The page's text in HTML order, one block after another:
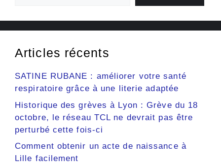
Articles récents
SATINE RUBANE : améliorer votre santé
respiratoire grâce à une literie adaptée
Historique des grèves à Lyon : Grève du 18
octobre, le réseau TCL ne devrait pas être
perturbé cette fois-ci
Comment obtenir un acte de naissance à
Lille facilement